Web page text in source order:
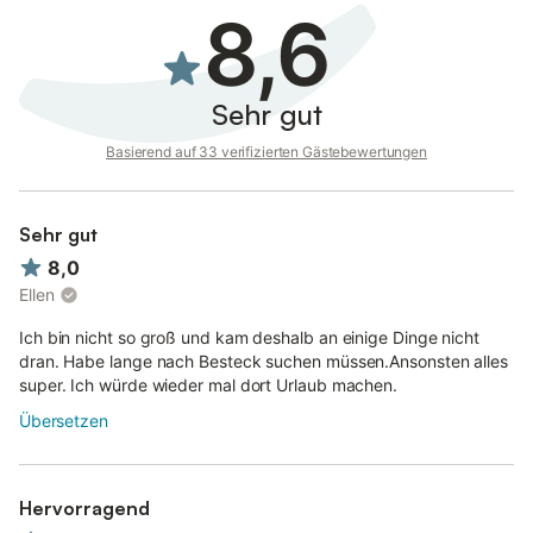
8,6
Sehr gut
Basierend auf 33 verifizierten Gästebewertungen
Sehr gut
8,0
Ellen
Ich bin nicht so groß und kam deshalb an einige Dinge nicht
dran. Habe lange nach Besteck suchen müssen.Ansonsten alles
super. Ich würde wieder mal dort Urlaub machen.
Übersetzen
Hervorragend